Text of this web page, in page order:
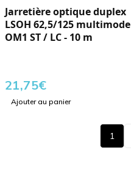
Jarretière optique duplex
LSOH 62,5/125 multimode
OM1 ST / LC - 10 m
21,75€
Ajouter au panier
1